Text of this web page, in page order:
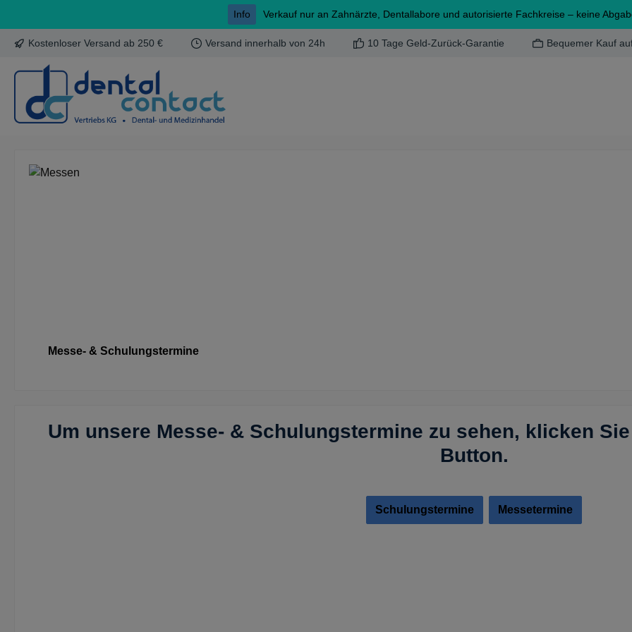
Info Verkauf nur an Zahnärzte, Dentallabore und autorisierte Fachkreise – keine
Kostenloser Versand ab 250 € Versand innerhalb von 24h 10 Tage Geld-Zurück-Garantie Bequemer Kauf
Messe- & Schulungstermine
Um unsere Messe- & Schulungstermine zu sehen, klicken
Button.
Schulungstermine Messetermine